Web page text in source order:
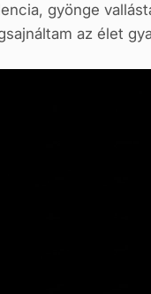
gyönge
az élet